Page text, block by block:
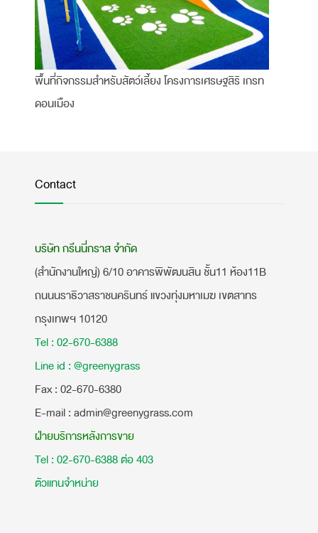
พื้นที่กิจกรรมสำหรับสัตว์เลี้ยง โครงการเศรษฐสิริ เกรท
ดอนเมือง
Contact
บริษัท กรีนนี่กราส จำกัด
(สำนักงานใหญ่) 6/10 อาคารพิพัฒนสิน ชั้น11 ห้อง11B
ถนนนราธิวาสราชนครินทร์ แขวงทุ่งมหาเมฆ เขตสาทร
กรุงเทพฯ 10120
Tel : 02-670-6388
Line id : @greenygrass
​Fax : 02-670-6380
E-mail : admin@greenygrass.com
ฝ่ายบริการหลังการขาย
Tel : 02-670-6388 ต่อ 403
ตัวแทนจำหน่าย